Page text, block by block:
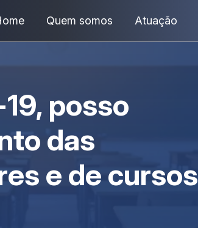
Quem somos Atuação
posso
das
e de cursos